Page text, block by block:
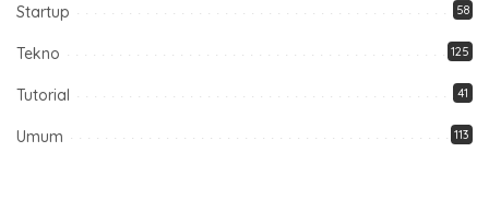
Startup 58
Tekno 125
Tutorial 41
Umum 113